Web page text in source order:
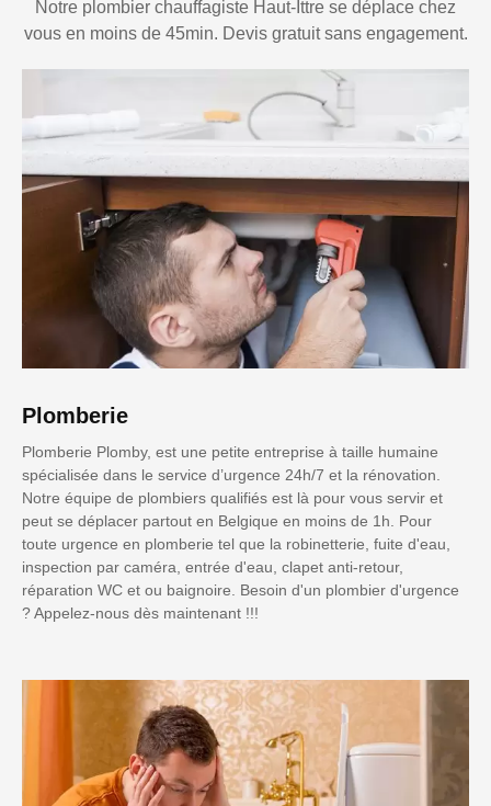
Notre plombier chauffagiste Haut-Ittre se déplace chez
vous en moins de 45min. Devis gratuit sans engagement.
Plomberie
Plomberie Plomby, est une petite entreprise à taille humaine
spécialisée dans le service d’urgence 24h/7 et la rénovation.
Notre équipe de plombiers qualifiés est là pour vous servir et
peut se déplacer partout en Belgique en moins de 1h. Pour
toute urgence en plomberie tel que la robinetterie, fuite d'eau,
inspection par caméra, entrée d'eau, clapet anti-retour,
réparation WC et ou baignoire. Besoin d'un plombier d'urgence
? Appelez-nous dès maintenant !!!